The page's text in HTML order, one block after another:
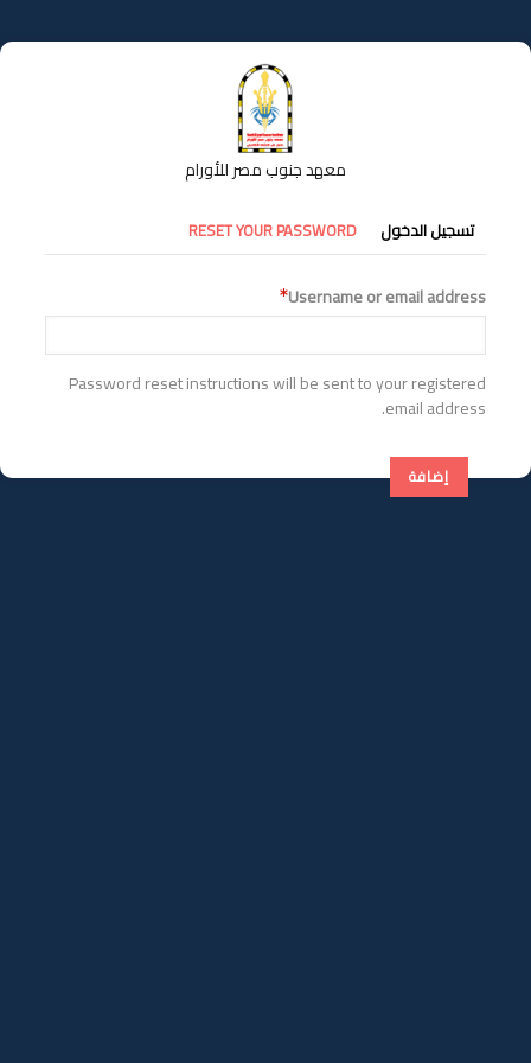
إلى
المحتوى
معهد جنوب مصر للأورام
التبويبات
الأساسية
تسجيل الدخول RESET YOUR PASSWORD
Username or email address
Password reset instructions will be sent to your registered
email address.